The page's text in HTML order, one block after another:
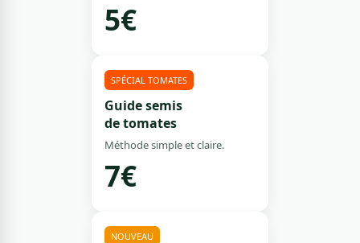
5€
SPÉCIAL TOMATES
Guide semis
de tomates
Méthode simple et claire.
7€
NOUVEAU